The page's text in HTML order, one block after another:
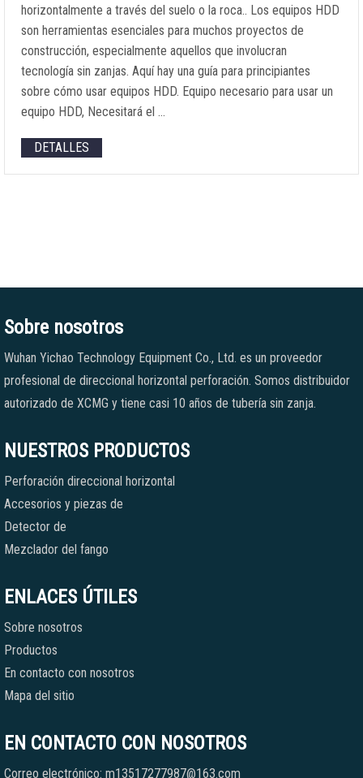
horizontalmente a través del suelo o la roca.. Los equipos HDD
son herramientas esenciales para muchos proyectos de
construcción, especialmente aquellos que involucran
tecnología sin zanjas. Aquí hay una guía para principiantes
sobre cómo usar equipos HDD. Equipo necesario para usar un
equipo HDD, Necesitará el …
DETALLES
Sobre nosotros
Wuhan Yichao Technology Equipment Co., Ltd. es un proveedor
profesional de direccional horizontal perforación. Somos distribuidor
autorizado de XCMG y tiene casi 10 años de tubería sin zanja.
NUESTROS PRODUCTOS
Perforación direccional horizontal
Accesorios y piezas de
Detector de
Mezclador del fango
ENLACES ÚTILES
Sobre nosotros
Productos
En contacto con nosotros
Mapa del sitio
EN CONTACTO CON NOSOTROS
Correo electrónico: m13517277987@163.com